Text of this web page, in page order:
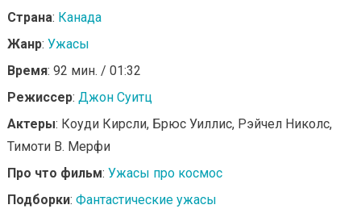
Страна: Канада
Жанр: Ужасы
Время: 92 мин. / 01:32
Режиссер: Джон Суитц
Актеры: Коуди Кирсли, Брюс Уиллис, Рэйчел Николс,
Тимоти В. Мерфи
Про что фильм: Ужасы про космос
Подборки: Фантастические ужасы